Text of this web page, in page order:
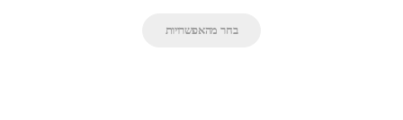
בחר מהאפשרויות